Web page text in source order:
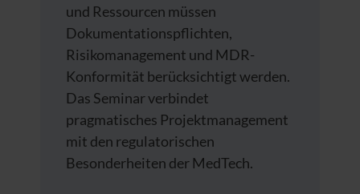
und Ressourcen müssen
Dokumentationspflichten,
Risikomanagement und MDR-
Konformität berücksichtigt werden.
Das Seminar verbindet
pragmatisches Projektmanagement
mit den regulatorischen
Besonderheiten der MedTech.